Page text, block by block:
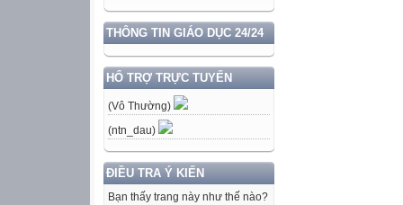
THÔNG TIN GIÁO DỤC 24/24
HỔ TRỢ TRỰC TUYẾN
(Vô Thường)
(ntn_dau)
ĐIỀU TRA Ý KIẾN
Bạn thấy trang này như thế nào?